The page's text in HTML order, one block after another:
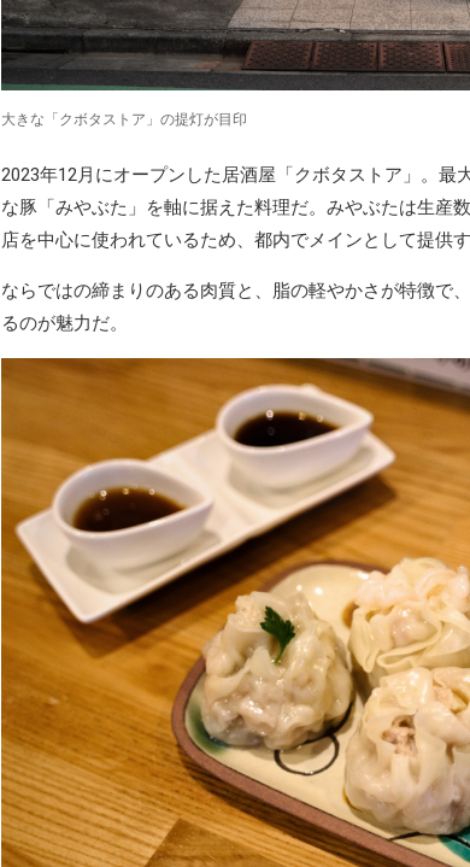
大きな「クボタストア」の提灯が目印
2023年12月にオープンした居酒屋「クボタストア」。最
な豚「みやぶた」を軸に据えた料理だ。みやぶたは生産
店を中心に使われているため、都内でメインとして提供
ならではの締まりのある肉質と、脂の軽やかさが特徴で
るのが魅力だ。